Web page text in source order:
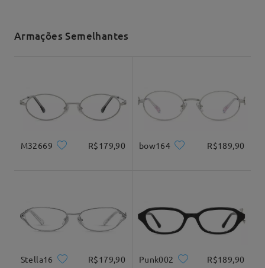
tempo de envio
Armações Semelhantes
M32669 R$179,90 bow164 R$189,90
Stella16 R$179,90 Punk002 R$189,90